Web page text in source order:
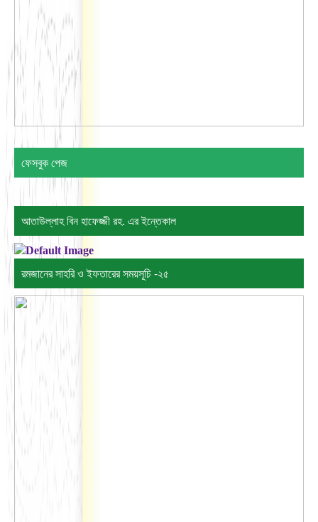
ফেসবুক পেজ
আতাউল্লাহ বিন হাফেজ্জী রহ. এর ইন্তেকাল
রমজানের সাহরি ও ইফতারের সময়সূচি -২৫